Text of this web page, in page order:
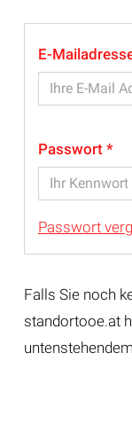
E-
Passwort
Passwort
Falls Sie noch
standortooe.at